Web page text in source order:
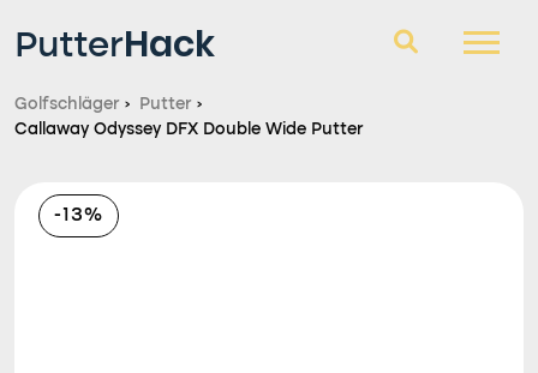
PutterHack
Golfschläger
Fragen und Antworten
Golfschläger › Putter ›
Callaway Odyssey DFX Double Wide Putter
-13%